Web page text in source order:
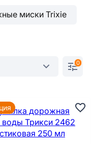
миски Trixie
0